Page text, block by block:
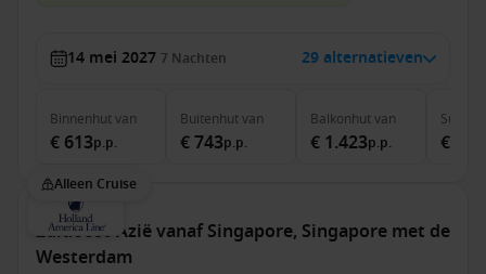
14 mei 2027 7 Nachten 29 alternatieven
Binnenhutvan
€ 613p.p.
Buitenhutvan
€ 743p.p.
Balkonhutvan
€ 1.423p.p.
Suite
€
Alleen Cruise
Zuidoost-Azië vanaf Singapore, Singapore met de
Westerdam